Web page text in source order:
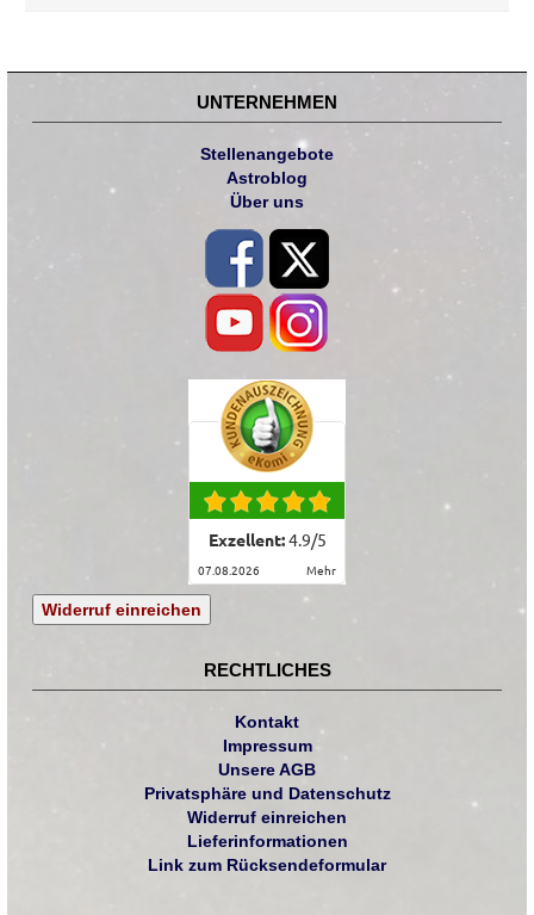
UNTERNEHMEN
Stellenangebote
Astroblog
Über uns
Exzellent:4.9/5
07.08.2026 mehr
Widerruf einreichen
RECHTLICHES
Kontakt
Impressum
Unsere AGB
Privatsphäre und Datenschutz
Widerruf einreichen
Lieferinformationen
Link zum Rücksendeformular